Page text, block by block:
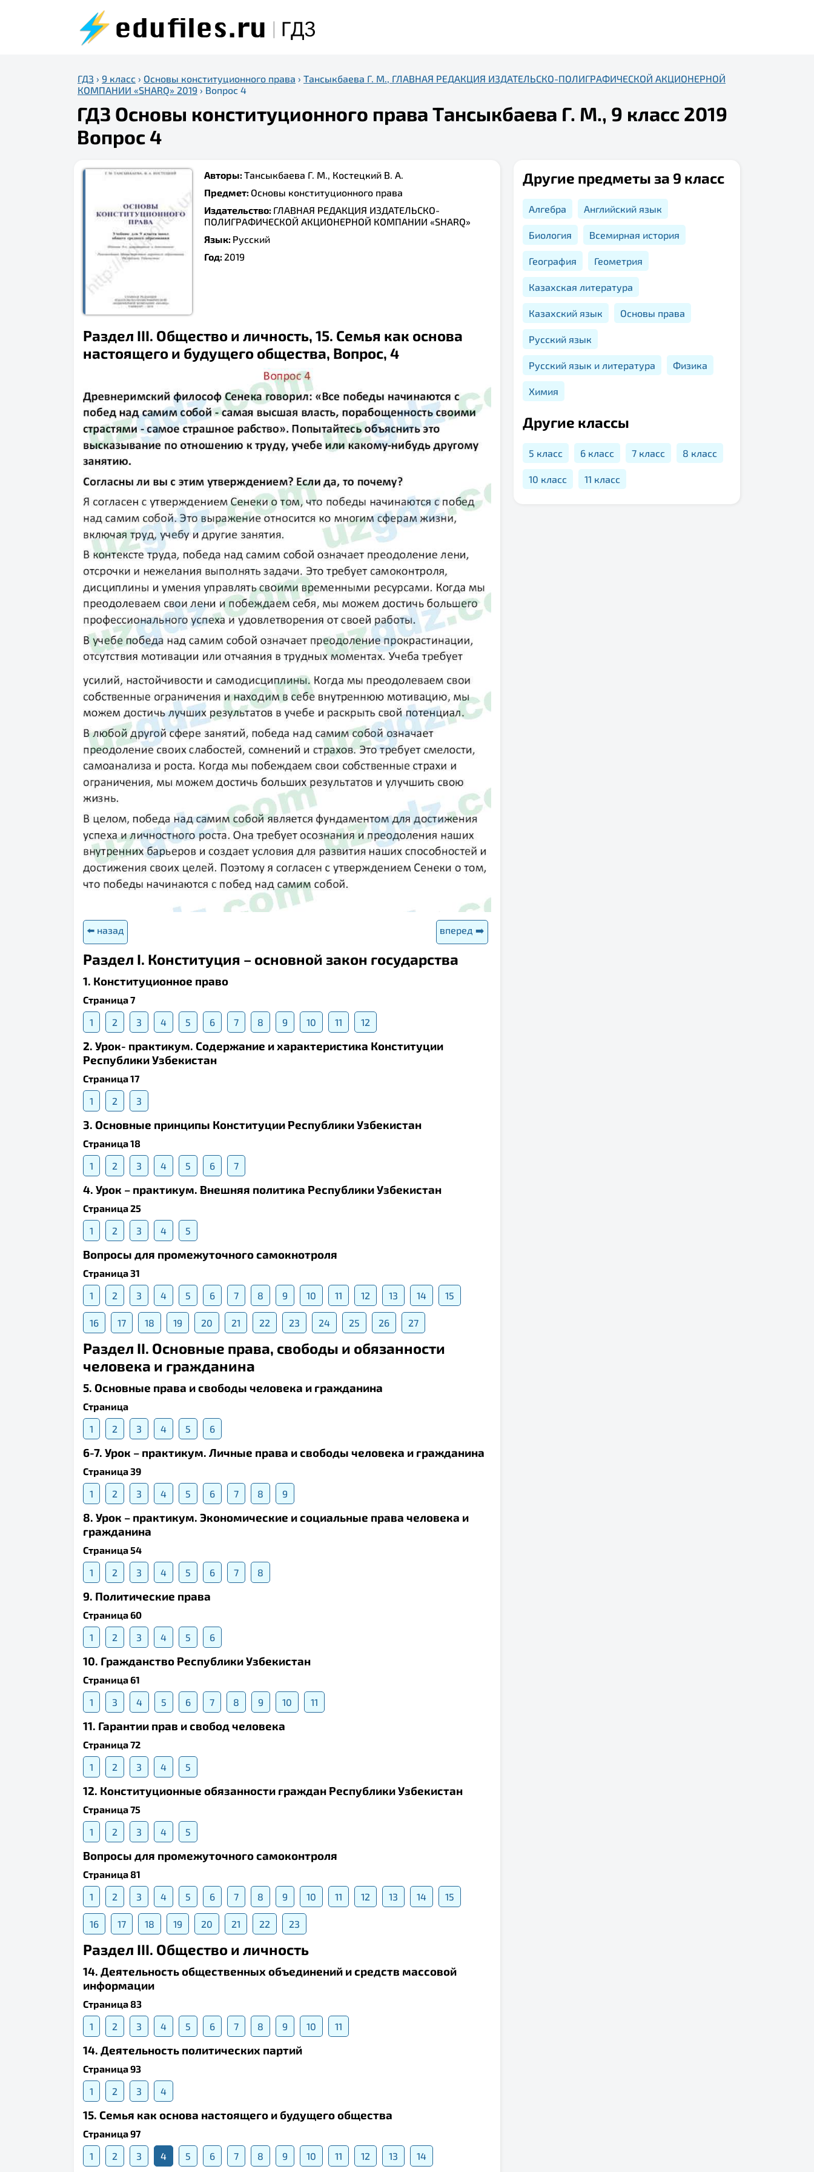
ГДЗ › 9 класс › Основы конституционного права › Тансыкбаева Г. М., ГЛАВНАЯ РЕДАКЦИЯ ИЗДАТЕЛЬСКО-ПОЛИГРАФИЧЕСКОЙ АКЦИОНЕРНОЙ
КОМПАНИИ «SHARQ» 2019 › Вопрос 4
ГДЗ Основы конституционного права Тансыкбаева Г. М., 9 класс 2019
Вопрос 4
Авторы:Тансыкбаева Г. М., Костецкий В. А.
Предмет: Основы конституционного права
Издательство: ГЛАВНАЯ РЕДАКЦИЯ ИЗДАТЕЛЬСКО-
ПОЛИГРАФИЧЕСКОЙ АКЦИОНЕРНОЙ КОМПАНИИ «SHARQ»
Язык: Русский
Год: 2019
Раздел III. Общество и личность, 15. Семья как основа
настоящего и будущего общества, Вопрос, 4
⬅️ назад вперед ➡️
Раздел I. Конституция – основной закон государства
1. Конституционное право
Страница 7
1
2 3 4 5 6 7 8 9 10 11 12
2. Урок- практикум. Содержание и характеристика Конституции
Республики Узбекистан
Страница 17
1
2 3
3. Основные принципы Конституции Республики Узбекистан
Страница 18
1
2 3 4 5 6 7
4. Урок – практикум. Внешняя политика Республики Узбекистан
Страница 25
1
2 3 4 5
Вопросы для промежуточного самокнотроля
Страница 31
1
2 3 4 5 6 7 8 9 10 11 12 13 14 15
16 17 18 19 20 21 22 23 24 25 26 27
Раздел II. Основные права, свободы и обязанности
человека и гражданина
5. Основные права и свободы человека и гражданина
Страница
1
2 3 4 5 6
6-7. Урок – практикум. Личные права и свободы человека и гражданина
Страница 39
1
2 3 4 5 6 7 8 9
8. Урок – практикум. Экономические и социальные права человека и
гражданина
Страница 54
1
2 3 4 5 6 7 8
9. Политические права
Страница 60
1
2 3 4 5 6
10. Гражданство Республики Узбекистан
Страница 61
1
3 4 5 6 7 8 9 10 11
11. Гарантии прав и свобод человека
Страница 72
1
2 3 4 5
12. Конституционные обязанности граждан Республики Узбекистан
Страница 75
1
2 3 4 5
Вопросы для промежуточного самоконтроля
Страница 81
1
2 3 4 5 6 7 8 9 10 11 12 13 14 15
16 17 18 19 20 21 22 23
Раздел III. Общество и личность
14. Деятельность общественных объединений и средств массовой
информации
Страница 83
1
2 3 4 5 6 7 8 9 10 11
14. Деятельность политических партий
Страница 93
1
2 3 4
15. Семья как основа настоящего и будущего общества
Страница 97
1
2 3 4 5 6 7 8 9 10 11 12 13 14
Другие предметы за 9 класс
Алгебра Английский язык
Биология Всемирная история
География Геометрия
Казахская литература
Казахский язык Основы права
Русский язык
Русский язык и литература Физика
Химия
Другие классы
5 класс 6 класс 7 класс 8 класс
10 класс 11 класс